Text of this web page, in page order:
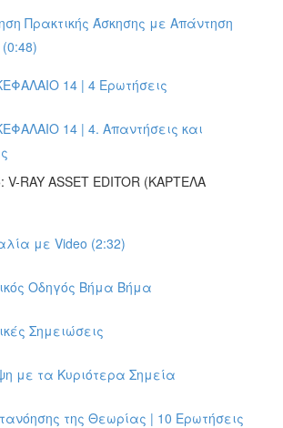
Πρακτικής Άσκησης με Απάντηση
14 | 4 Ερωτήσεις
14 | 4. Απαντήσεις και
RAY ASSET EDITOR (ΚΑΡΤΕΛΑ
με Video (2:32)
Οδηγός Βήμα Βήμα
Σημειώσεις
με τα Κυριότερα Σημεία
της Θεωρίας | 10 Ερωτήσεις